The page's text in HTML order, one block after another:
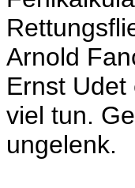
Arnold
Ernst
viel tun.
ungelenk.